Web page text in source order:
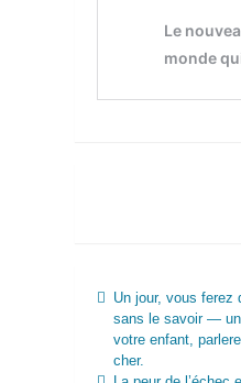
Un jour, vous ferez
sans le savoir —
votre enfant,
cher.